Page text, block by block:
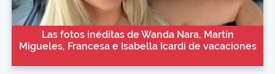
Las fotos inéditas de Wanda Nara, Martín
Migueles, Francesa e Isabella Icardi de vacaciones